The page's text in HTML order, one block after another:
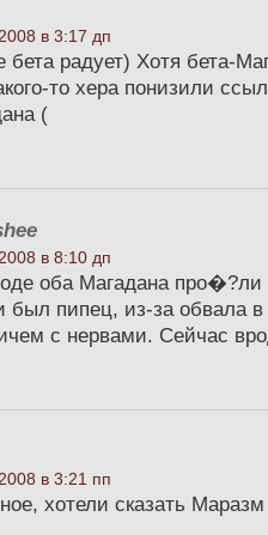
в 3:17 дп
бета радует) Хотя бета-
то хера понизили
(
в 8:10 дп
оба Магадана про�?ли
был пипец, из-за обвала в
с нервами. Сейчас
в 3:21 пп
хотели сказать